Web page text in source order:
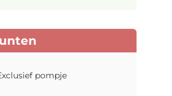
pompje